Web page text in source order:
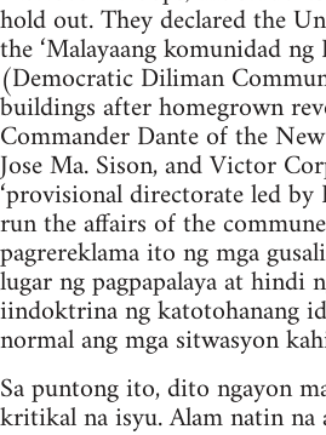
hold out. They declared the
the ‘Malayaang komunidad ng
(Democratic Diliman
buildings after homegrown
Commander Dante of the
Jose Ma. Sison, and Victor
‘provisional directorate led
run the affairs of the
pagrereklama ito ng mga
lugar ng pagpapalaya at hindi
iindoktrina ng katotohanang
normal ang mga sitwasyon
Sa puntong ito, dito ngayon
kritikal na isyu. Alam natin na